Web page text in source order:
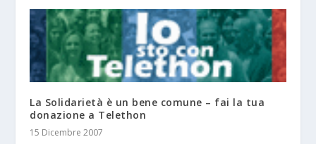
La Solidarietà è un bene comune – fai la tua
donazione a Telethon
15 Dicembre 2007